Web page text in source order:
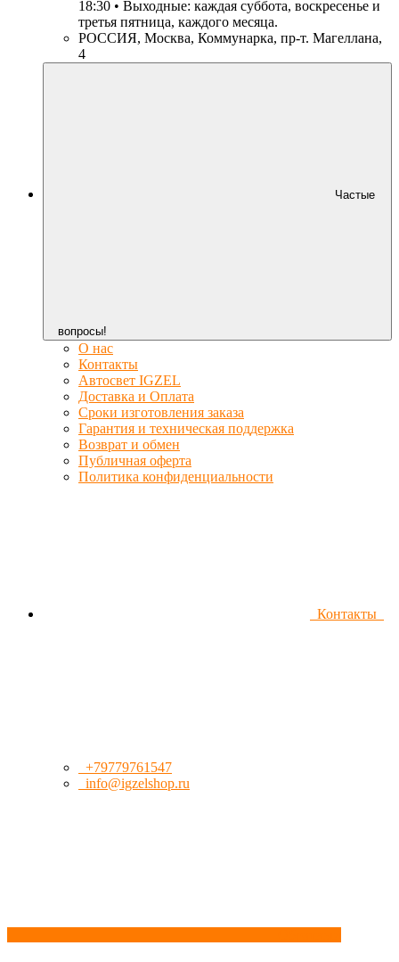
18:30 • Выходные: каждая суббота, воскресенье и
третья пятница, каждого месяца.
РОССИЯ, Москва, Коммунарка, пр-т. Магеллана,
4
Частые
вопросы!
О нас
Контакты
Автосвет IGZEL
Доставка и Оплата
Сроки изготовления заказа
Гарантия и техническая поддержка
Возврат и обмен
Публичная оферта
Политика конфиденциальности
Контакты
+79779761547
info@igzelshop.ru